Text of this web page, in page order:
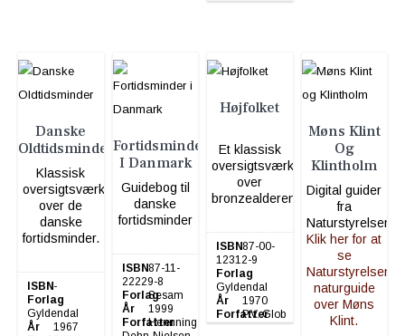
Danske
Oldtidsminder
Klassisk
oversigtsværk
over de
danske
fortidsminder.
ISBN-
Forlag
Gyldendal
År
1967
Fortidsminder
I Danmark
Guidebog til
danske
fortidsminder
ISBN87-11-
22229-8
ForlagSesam
År
1999
Forfatter
Hennning
Højfolket
Et klassisk
oversigtsværk
over
bronzealderen.
ISBN87-00-
12312-9
Forlag
Gyldendal
År
1970
Forfatter
P.V. Glob
Møns Klint
Og
Klintholm
Digital guider
fra
Naturstyrelsen:
Klik her for at
se
Naturstyrelsens
naturguide
over Møns
Klint.